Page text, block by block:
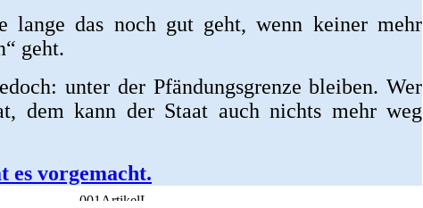
lange das noch gut geht, wenn keiner mehr
geht.
unter der Pfändungsgrenze bleiben. Wer
dem kann der Staat auch nichts mehr weg
es vorgemacht.